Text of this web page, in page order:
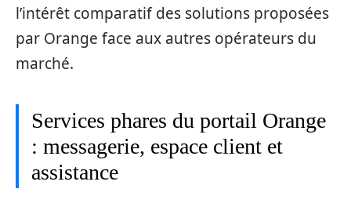
l’intérêt comparatif des solutions proposées
par Orange face aux autres opérateurs du
marché.
Services phares du portail Orange
: messagerie, espace client et
assistance